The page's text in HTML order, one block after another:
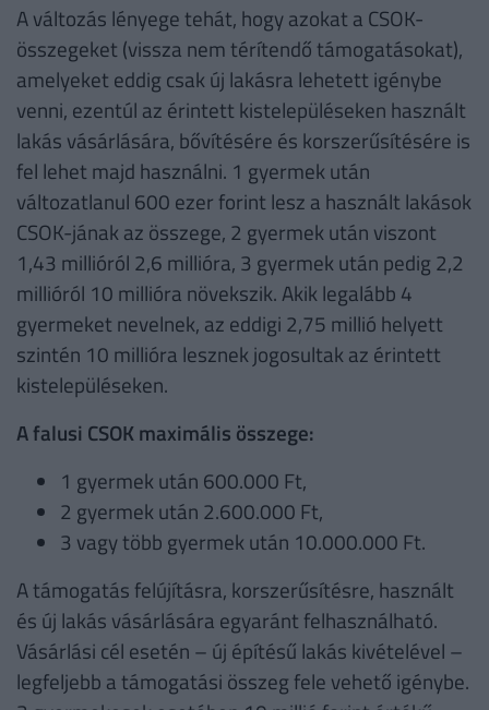
A változás lényege tehát, hogy azokat a CSOK-
összegeket (vissza nem térítendő támogatásokat),
amelyeket eddig csak új lakásra lehetett igénybe
venni, ezentúl az érintett kistelepüléseken használt
lakás vásárlására, bővítésére és korszerűsítésére is
fel lehet majd használni. 1 gyermek után
változatlanul 600 ezer forint lesz a használt lakások
CSOK-jának az összege, 2 gyermek után viszont
1,43 millióról 2,6 millióra, 3 gyermek után pedig 2,2
millióról 10 millióra növekszik. Akik legalább 4
gyermeket nevelnek, az eddigi 2,75 millió helyett
szintén 10 millióra lesznek jogosultak az érintett
kistelepüléseken.
A falusi CSOK maximális összege:
1 gyermek után 600.000 Ft,
2 gyermek után 2.600.000 Ft,
3 vagy több gyermek után 10.000.000 Ft.
A támogatás felújításra, korszerűsítésre, használt
és új lakás vásárlására egyaránt felhasználható.
Vásárlási cél esetén – új építésű lakás kivételével –
legfeljebb a támogatási összeg fele vehető igénybe.